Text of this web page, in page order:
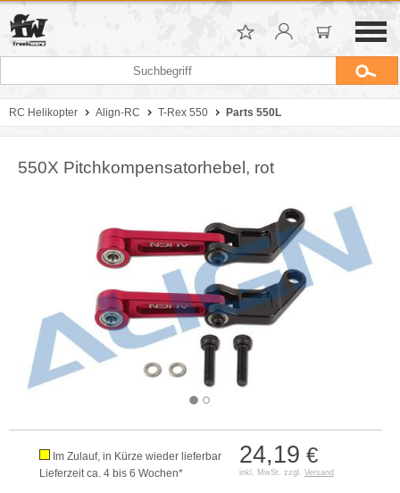
RC Helikopter Align-RC T-Rex 550 Parts 550L
550X Pitchkompensatorhebel, rot
24,19 €
inkl. MwSt. zzgl. Versand
Im Zulauf, in Kürze wieder lieferbar
Lieferzeit ca. 4 bis 6 Wochen*